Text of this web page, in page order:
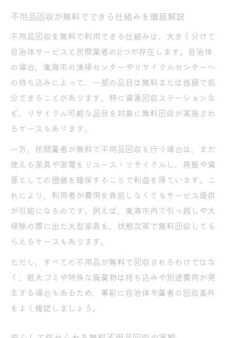
不用品回収が無料でできる仕組みを徹底解説
不用品回収を無料で利用できる仕組みは、大きく分けて
自治体サービスと民間業者の2つが存在します。自治体
の場合、東海市の清掃センターやリサイクルセンターへ
の持ち込みによって、一部の品目は無料または低額で処
分できることがあります。特に資源回収ステーションな
ど、リサイクル可能な品目を対象に無料回収が実施され
るケースもあります。
一方、民間業者が無料で不用品回収を行う場合は、まだ
使える家具や家電をリユース・リサイクルし、再販や資
源としての価値を確保することで利益を得ています。こ
れにより、利用者が費用を負担しなくてもサービス提供
が可能になるのです。例えば、東海市内で引っ越しや大
掃除の際に出た大型家具を、状態次第で無料回収しても
らえるケースもあります。
ただし、すべての不用品が無料で回収されるわけではな
く、粗大ゴミや特殊な廃棄物は持ち込みや別途費用が発
生する場合もあるため、事前に自治体や業者の回収条件
をよく確認しましょう。